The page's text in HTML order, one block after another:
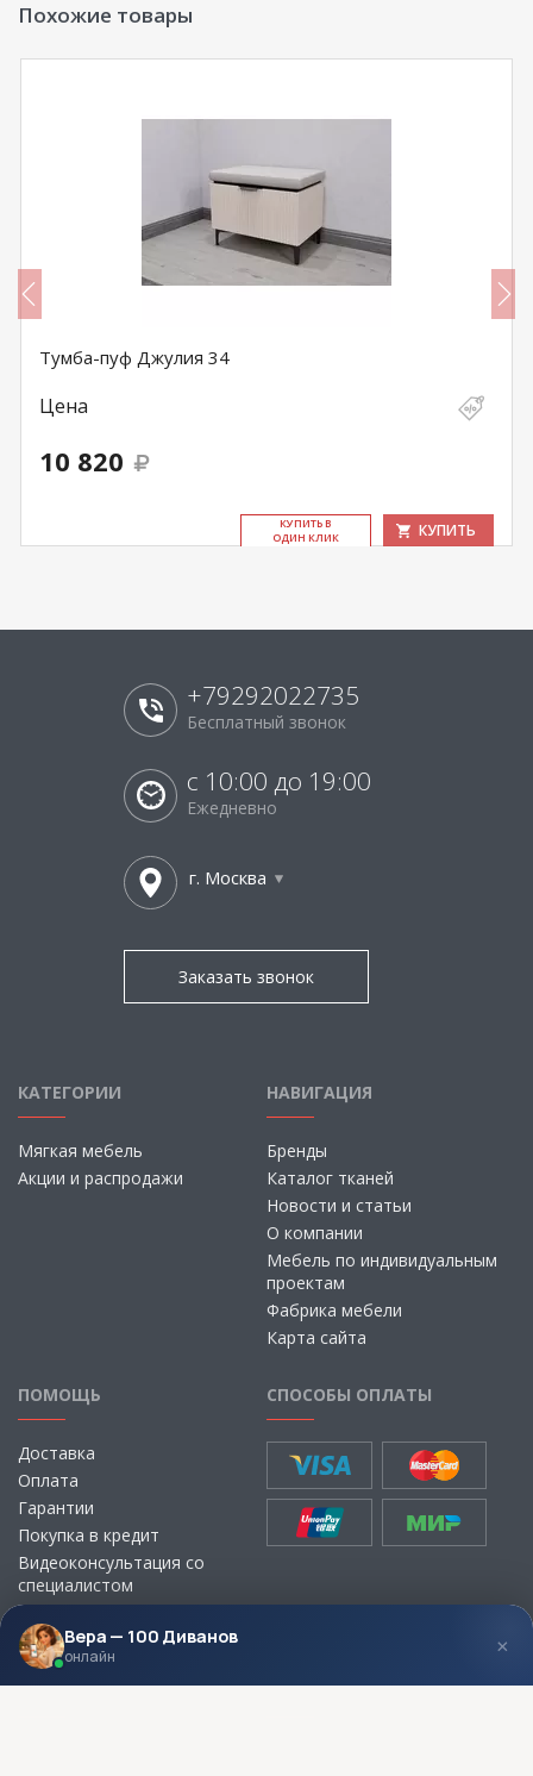
Похожие товары
Тумба-пуф Джулия 34
Цена
10 820
КУ­ПИТЬ В
ОДИН КЛИК
КУПИТЬ
+79292022735
Бесплатный звонок
с 10:00 до 19:00
Ежедневно
г. Москва
Заказать звонок
КАТЕГОРИИ
Мягкая мебель
Акции и распродажи
НАВИГАЦИЯ
Бренды
Каталог тканей
Новости и статьи
О компании
Мебель по индивидуальным
проектам
Фабрика мебели
Карта сайта
ПОМОЩЬ
Доставка
Оплата
Гарантии
Покупка в кредит
Видеоконсультация со
специалистом
Выбор ткани для мебели без
визита в магазин
СПОСОБЫ ОПЛАТЫ
МЫ В СОЦСЕТЯХ КОНТАКТЫ
Вера — 100 Диванов
онлайн ×